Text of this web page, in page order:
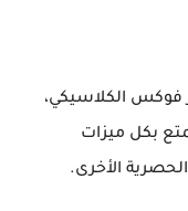
فوكس الكلاسيكي،
بكل ميزات
الأخرى.